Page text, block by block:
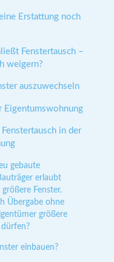
Erstattung noch
Fenstertausch –
weigern?
auszuwechseln
Eigentumswohnung
in der
gebaute
erlaubt
Fenster.
Übergabe ohne
größere
einbauen?